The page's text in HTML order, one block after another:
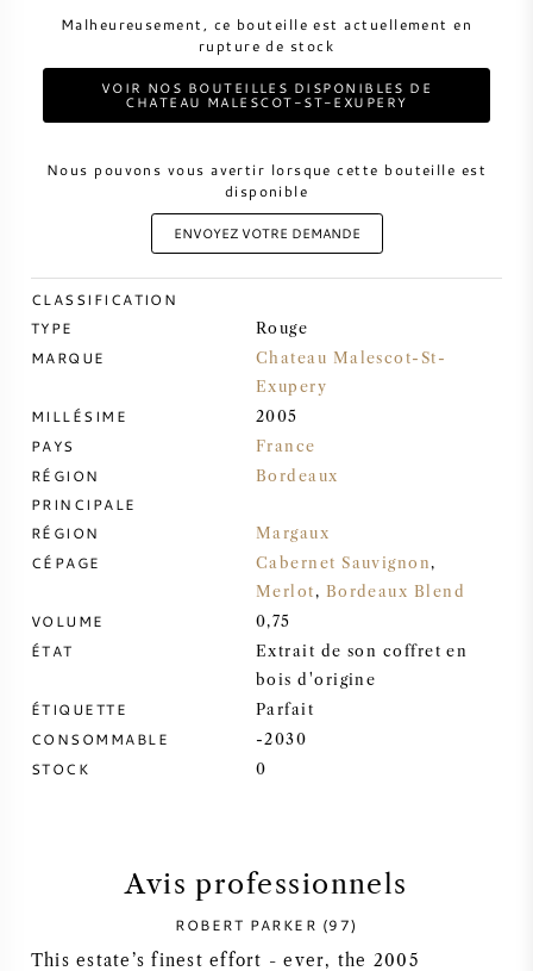
CABERNET SAUVIGNON
PINOT NOIR
MERLOT
SAUVIGNON BLANC
CÉPAGES
Malheureusement, ce bouteille est actuellement en
rupture de stock
VOIR NOS BOUTEILLES DISPONIBLES DE
CHATEAU MALESCOT-ST-EXUPERY
Nous pouvons vous avertir lorsque cette bouteille est
disponible
ENVOYEZ VOTRE DEMANDE
CLASSIFICATION
TYPE
Rouge
MARQUE
Chateau Malescot-St-
Exupery
MILLÉSIME 2005
PAYS France
RÉGION
PRINCIPALE
Bordeaux
RÉGION Margaux
CÉPAGE Cabernet Sauvignon,
Merlot, Bordeaux Blend
VOLUME 0,75
ÉTAT
Extrait de son coffret en
bois d'origine
ÉTIQUETTE Parfait
CONSOMMABLE -2030
STOCK 0
Avis professionnels
ROBERT PARKER (97)
This estate’s finest effort - ever, the 2005